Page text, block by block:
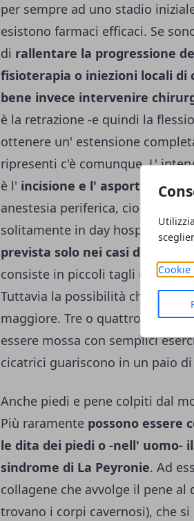
Cookie
per sempre ad uno stadio
esistono farmaci efficaci. Se
di rallentare la progressione
fisioterapia o iniezioni locali di
bene invece intervenire
è la retrazione -e quindi la
ottenere un' estensione
ripresenti c'è comunque. L'
è l' incisione e l' asportazione
anestesia periferica, cioè
solitamente in day hospital.
prevista solo nei casi di
consiste in piccoli tagli con ago
Tuttavia la possibilità che con
maggiore. Tre o quattro giorni
essere mossa con semplici
cicatrici guariscono in un paio
Anche piedi e pene colpiti dal
Più raramente possono essere
le dita dei piedi o -nell' uomo-
sindrome di La Peyronie. Ad
collagene che avvolge il pene
trovano i corpi cavernosi), che